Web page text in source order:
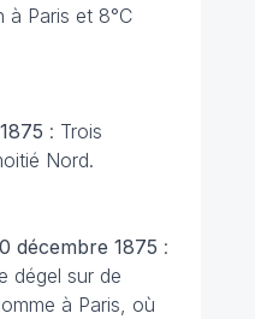
à Paris et 8°C
: Trois
Nord.
décembre 1875 :
dégel sur de
à Paris, où